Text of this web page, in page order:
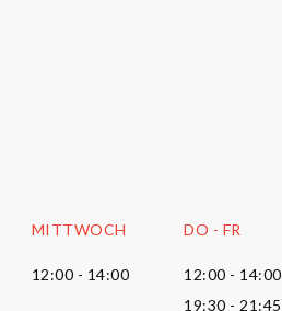
MITTWOCH
12:00 - 14:00
DO - FR
12:00 - 14:00
19:30 - 21:45